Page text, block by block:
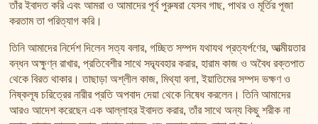
তাঁর ইবাদত করি এবং আমরা ও আমাদের পূর্ব পুরুষরা যেসব গাছ, পাথর ও মূর্তির পূজা
করতাম তা পরিত্যাগ করি।
তিনি আমাদের নির্দেশ দিলেন সত্য বলার, গচ্ছিত সম্পদ যথাযথ প্রত্যর্পণের, আত্মীয়তার
বন্ধন অক্ষুণ্ন রাখার, প্রতিবেশীর সাথে সদ্ব্যবহার করার, হারাম কাজ ও অবৈধ রক্তপাত
থেকে বিরত থাকার। তাছাড়া অশ্লীল কাজ, মিথ্যা বলা, ইয়াতিমের সম্পদ ভক্ষণ ও
নিষ্কলূষ চরিত্রের নারীর প্রতি অপবাদ দেয়া থেকে নিষেধ করলেন। তিনি আমাদের
আরও আদেশ করেছেন এক আল্লাহর ইবাদত করার, তাঁর সাথে অন্য কিছু শরীক না